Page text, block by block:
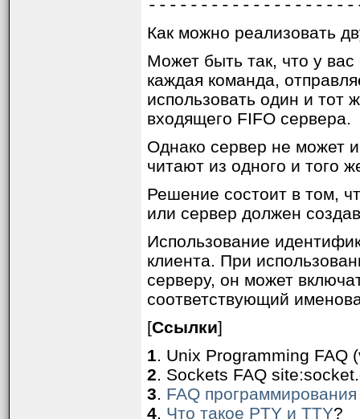
Как можно реализовать
Может быть так, что у
каждая команда,
использовать один и тот
входящего FIFO сервера.
Однако сервер не может
читают из одного и того
Решение состоит в том,
или сервер должен
Использование
клиента. При
серверу, он может
соответствующий
[Ссылки]
1. Unix Programming FAQ
2. Sockets FAQ
3. FAQ
4. Что такое PTY и TTY?